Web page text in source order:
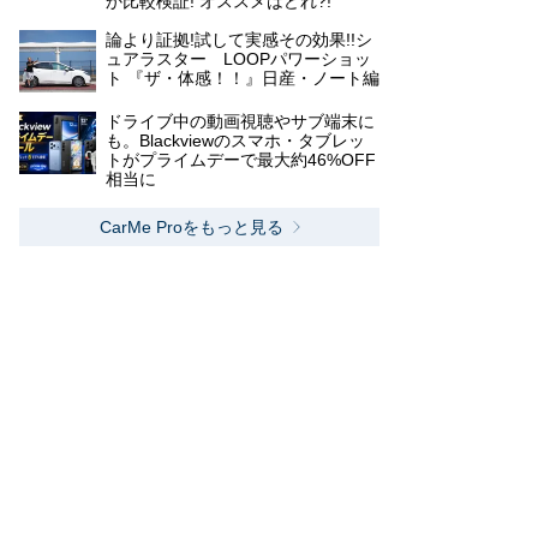
論より証拠!試して実感その効果!!シ
ュアラスター LOOPパワーショッ
ト 『ザ・体感！！』日産・ノート編
ドライブ中の動画視聴やサブ端末に
も。Blackviewのスマホ・タブレッ
トがプライムデーで最大約46%OFF
相当に
CarMe Proをもっと見る